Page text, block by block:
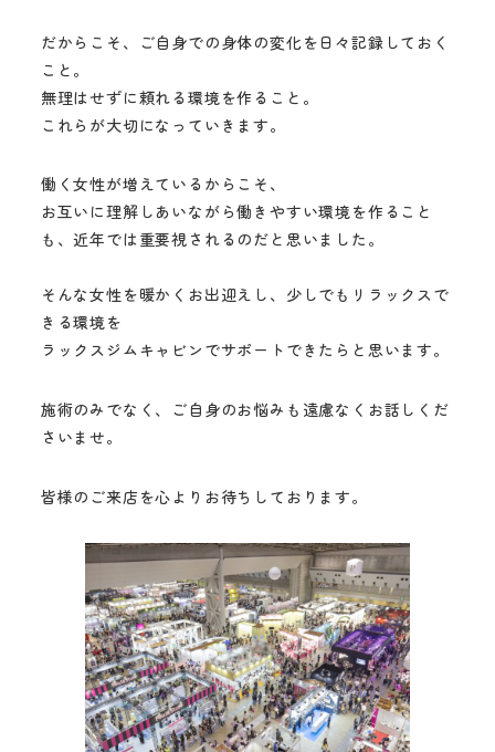
だからこそ、ご自身での身体の変化を日々記録しておく
こと。
無理はせずに頼れる環境を作ること。
これらが大切になっていきます。
働く女性が増えているからこそ、
お互いに理解しあいながら働きやすい環境を作ること
も、近年では重要視されるのだと思いました。
そんな女性を暖かくお出迎えし、少しでもリラックスで
きる環境を
ラックスジムキャビンでサポートできたらと思います。
施術のみでなく、ご自身のお悩みも遠慮なくお話しくだ
さいませ。
皆様のご来店を心よりお待ちしております。